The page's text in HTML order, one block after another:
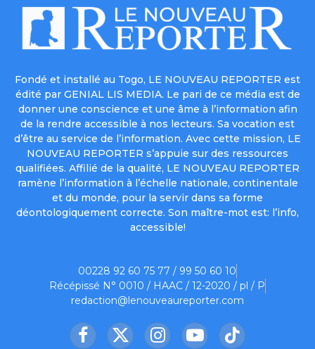
Fondé et installé au Togo, LE NOUVEAU REPORTER est
édité par GENIAL LIS MEDIA. Le pari de ce média est de
donner une conscience et une âme à l’information afin
de la rendre accessible à nos lecteurs. Sa vocation est
d’être au service de l’information. Avec cette mission, LE
NOUVEAU REPORTER s’appuie sur des ressources
qualifiées. Affilié de la qualité, LE NOUVEAU REPORTER
ramène l’information à l’échelle nationale, continentale
et du monde, pour la servir dans sa forme
déontologiquement correcte. Son maître-mot est: l’info,
accessible!
00228 92 60 75 77 / 99 50 60 10
Récépissé N° 0010 / HAAC / 12-2020 / pl / P
redaction@lenouveaureporter.com
Facebook
X InstagramYouTubeTikTok